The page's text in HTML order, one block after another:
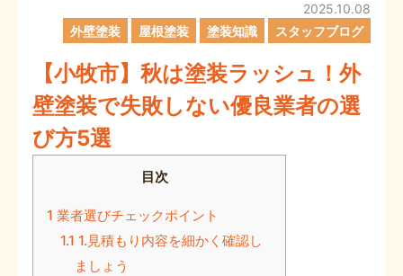
【小牧市】秋は塗装ラッシュ！外
壁塗装で失敗しない優良業者の選
び方5選
2025.10.08
外壁塗装
屋根塗装 塗装知識 スタッフブログ
目次
1 業者選びチェックポイント
1.1 1.見積もり内容を細かく確認し
ましょう